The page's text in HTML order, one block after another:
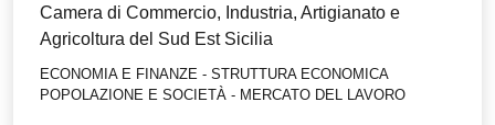
Camera di Commercio, Industria, Artigianato e
Agricoltura del Sud Est Sicilia
ECONOMIA E FINANZE - STRUTTURA ECONOMICA
POPOLAZIONE E SOCIETÀ - MERCATO DEL LAVORO